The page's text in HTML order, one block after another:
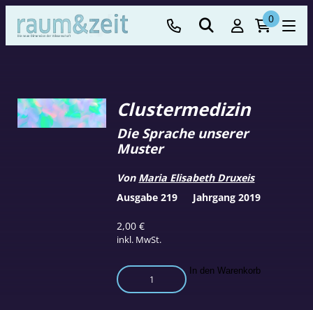
0
Clustermedizin
2,00€
inkl. MwSt.
Die Sprache unserer
Muster
Von Maria Elisabeth Druxeis
Clustermedizin
Menge
In den Warenkorb
Ausgabe 219 Jahrgang 2019